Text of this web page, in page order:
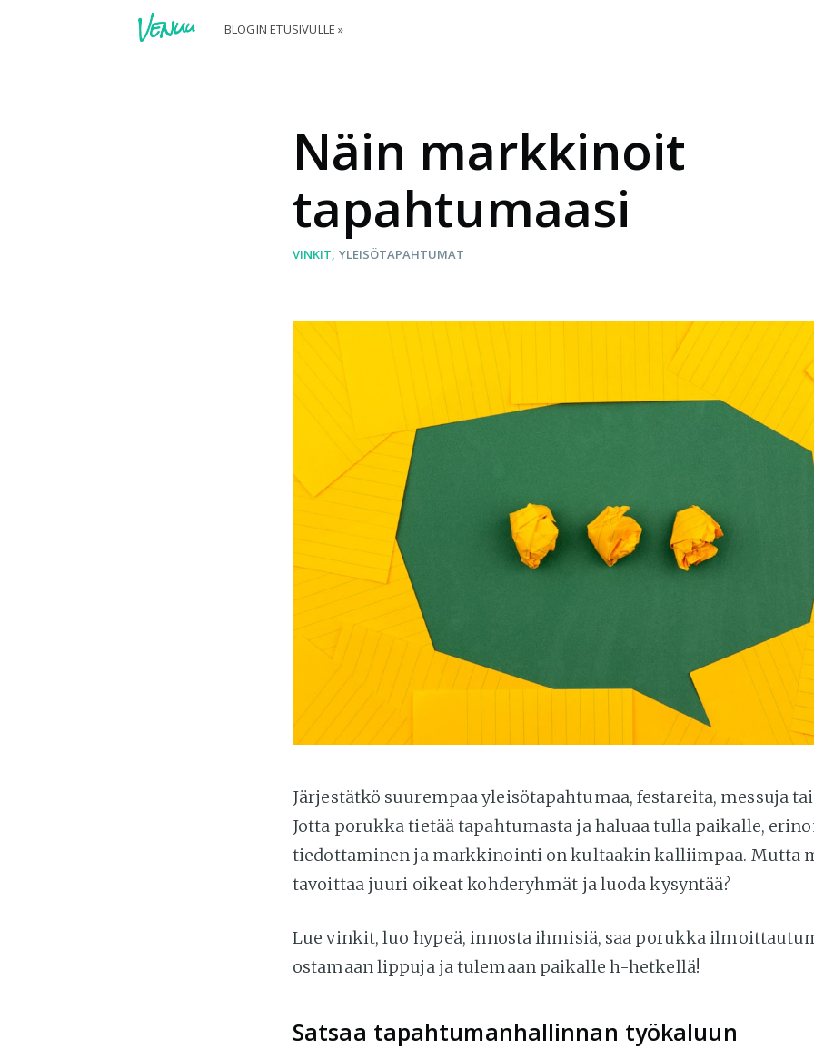
BLOGIN ETUSIVULLE »
Näin markkinoit
tapahtumaasi
VINKIT YLEISÖTAPAHTUMAT
Järjestätkö suurempaa yleisötapahtumaa, festareita, messuja
Jotta porukka tietää tapahtumasta ja haluaa tulla paikalle,
tiedottaminen ja markkinointi on kultaakin kalliimpaa. Mutta
tavoittaa juuri oikeat kohderyhmät ja luoda kysyntää?
Lue vinkit, luo hypeä, innosta ihmisiä, saa porukka
ostamaan lippuja ja tulemaan paikalle h-hetkellä!
Satsaa tapahtumanhallinnan työkaluun